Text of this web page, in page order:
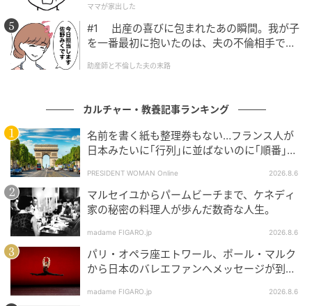
ママが家出した
#1 出産の喜びに包まれたあの瞬間。我が子
を一番最初に抱いたのは、夫の不倫相手でし
助産師と不倫した夫の末路
カルチャー・教養記事ランキング
名前を書く紙も整理券もない…フランス人が
日本みたいに｢行列｣に並ばないのに｢順番｣を
PRESIDENT WOMAN Online 2026.8.6
マルセイユからパームビーチまで、ケネディ
家の秘密の料理人が歩んだ数奇な人生。
madame FIGARO.jp 2026.8.6
パリ・オペラ座エトワール、ポール・マルク
から日本のバレエファンへメッセージが到
madame FIGARO.jp 2026.8.6